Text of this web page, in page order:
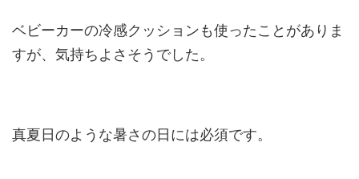
ベビーカーの冷感クッションも使ったことがありま
すが、気持ちよさそうでした。
真夏日のような暑さの日には必須です。